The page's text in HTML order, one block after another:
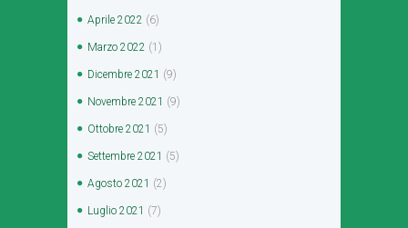
Aprile 2022 (6)
Marzo 2022 (1)
Dicembre 2021 (9)
Novembre 2021 (9)
Ottobre 2021 (5)
Settembre 2021 (5)
Agosto 2021 (2)
Luglio 2021 (7)